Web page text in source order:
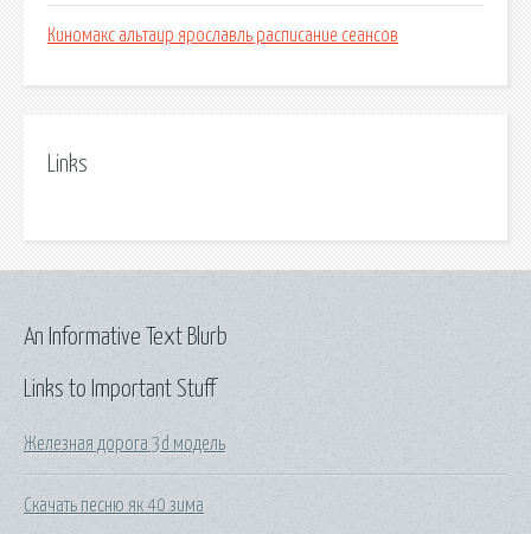
Киномакс альтаир ярославль расписание сеансов
Links
Links to Important Stuff
Железная дорога 3d модель
Скачать песню як 40 зима
An Informative Text Blurb